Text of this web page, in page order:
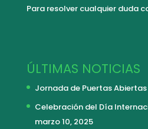
Para resolver cualquier duda
ÚLTIMAS NOTICIAS
Jornada de Puertas
Celebración del Día
marzo 10, 2025